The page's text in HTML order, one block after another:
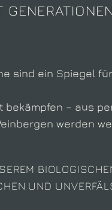
sind ein Spiegel
bekämpfen – aus
werden
UND